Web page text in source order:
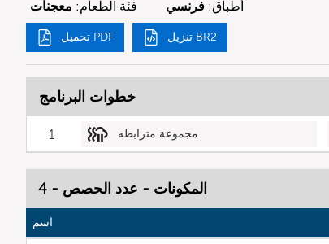
فئة الطعام: معجنات أطباق: فرنسي
تحميل PDF تنزيل BR2
خطوات البرنامج
1 مجموعة مترابطه
المكونات - عدد الحصص - 4
اسم